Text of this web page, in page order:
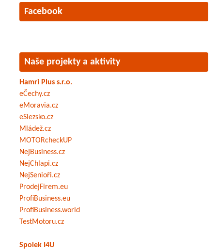
Facebook
Naše projekty a aktivity
Hamri Plus s.r.o.
eČechy.cz
eMoravia.cz
eSlezsko.cz
Mládež.cz
MOTORcheckUP
NejBusiness.cz
NejChlapi.cz
NejSenioři.cz
ProdejFirem.eu
ProfiBusiness.eu
ProfiBusiness.world
TestMotoru.cz
Spolek I4U